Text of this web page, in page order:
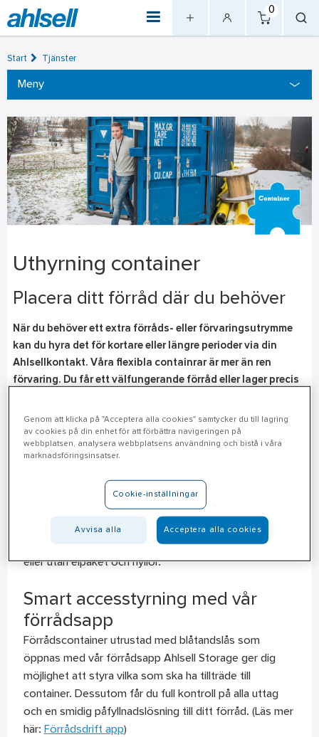
0
Start Tjänster
Meny
Uthyrning container
Placera ditt förråd där du behöver
När du behöver ett extra förråds- eller förvaringsutrymme
kan du hyra det för kortare eller längre perioder via din
Ahlsellkontakt. Våra flexibla containrar är mer än ren
förvaring. Du får ett välfungerande förråd eller lager precis
modeller. Inred som det passar dig: med eller utan belysning,
värme eller isolering.
I samarbete med Boxit erbjuder vi förråds- och
förvaringscontainers i olika storlekar och utförande.
10-, 20- eller 40-fot. Oisolerade samt isolerade med
eller utan elpaket och hyllor.
Smart accesstyrning med vår
förrådsapp
Förrådscontainer utrustad med blåtandslås som
öppnas med vår förrådsapp Ahlsell Storage ger dig
möjlighet att styra vilka som ska ha tillträde till
container. Dessutom får du full kontroll på alla uttag
och en smidig påfyllnadslösning till ditt förråd. (Läs mer
här: Förrådsdrift app)
Genom att klicka på "Acceptera alla cookies" samtycker du till lagring
av cookies på din enhet för att förbättra navigeringen på
webbplatsen, analysera webbplatsens användning och bistå i våra
marknadsföringsinsatser.
Cookie-inställningar
Avvisa alla Acceptera alla cookies